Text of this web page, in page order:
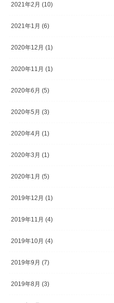
2021年2月 (10)
2021年1月 (6)
2020年12月 (1)
2020年11月 (1)
2020年6月 (5)
2020年5月 (3)
2020年4月 (1)
2020年3月 (1)
2020年1月 (5)
2019年12月 (1)
2019年11月 (4)
2019年10月 (4)
2019年9月 (7)
2019年8月 (3)